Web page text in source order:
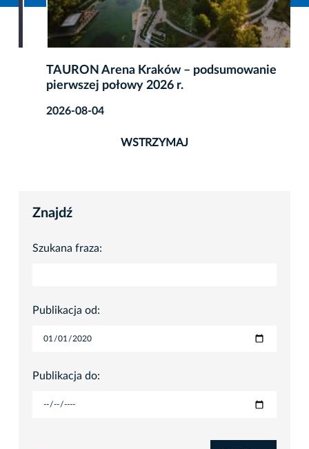
TAURON Arena Kraków – podsumowanie
pierwszej połowy 2026 r.
2026-08-04
WSTRZYMAJ
Znajdź
Szukana fraza:
Publikacja od:
Publikacja do: